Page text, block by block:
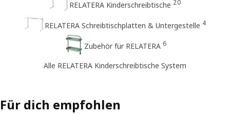
RELATERA Kinderschreibtische 20
RELATERA Schreibtischplatten & Untergestelle 4
Zubehör für RELATERA 6
Alle RELATERA Kinderschreibtische System
Für dich empfohlen